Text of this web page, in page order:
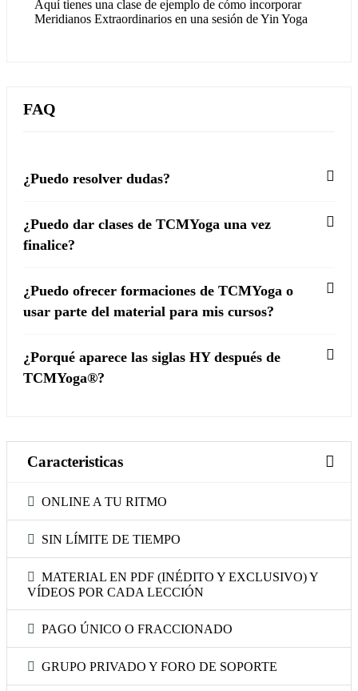
Aquí tienes una clase de ejemplo de cómo incorporar
Meridianos Extraordinarios en una sesión de Yin Yoga
FAQ
¿Puedo resolver dudas?
¿Puedo dar clases de TCMYoga una vez
finalice?
¿Puedo ofrecer formaciones de TCMYoga o
usar parte del material para mis cursos?
¿Porqué aparece las siglas HY después de
TCMYoga®?
Caracteristicas
ONLINE A TU RITMO
SIN LÍMITE DE TIEMPO
MATERIAL EN PDF (INÉDITO Y EXCLUSIVO) Y
VÍDEOS POR CADA LECCIÓN
PAGO ÚNICO O FRACCIONADO
GRUPO PRIVADO Y FORO DE SOPORTE